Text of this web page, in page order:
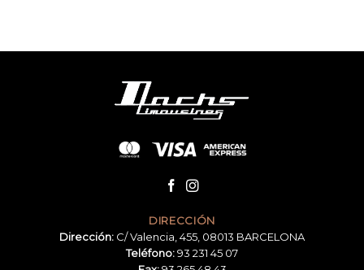
DIRECCIÓN
Dirección: C/ Valencia, 455, 08013 BARCELONA
Teléfono:93 231 45 07